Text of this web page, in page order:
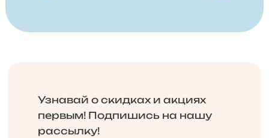
Узнавай о скидках и акциях
первым! Подпишись на нашу
рассылку!